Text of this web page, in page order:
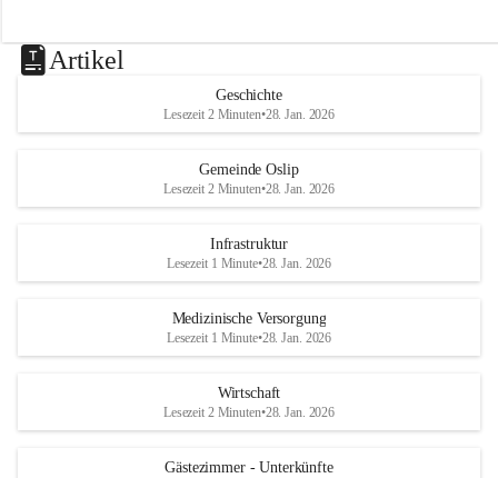
Artikel
Geschichte
Lesezeit 2 Minuten•28. Jan. 2026
Gemeinde Oslip
Lesezeit 2 Minuten•28. Jan. 2026
Infrastruktur
Lesezeit 1 Minute•28. Jan. 2026
Medizinische Versorgung
Lesezeit 1 Minute•28. Jan. 2026
Wirtschaft
Lesezeit 2 Minuten•28. Jan. 2026
Gästezimmer - Unterkünfte